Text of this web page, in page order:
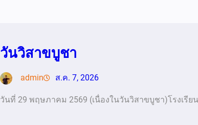
วันวิสาขบูชา
admin ส.ค. 7, 2026
วันที่ 29 พฤษภาคม 2569 (เนื่องในวันวิสาขบูชา)โรงเรีย